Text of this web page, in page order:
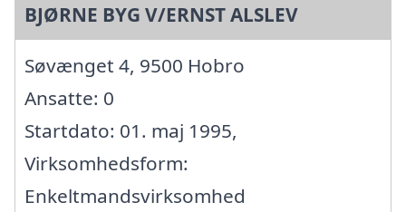
BJØRNE BYG V/ERNST ALSLEV
Søvænget 4, 9500 Hobro
Ansatte: 0
Startdato: 01. maj 1995,
Virksomhedsform:
Enkeltmandsvirksomhed